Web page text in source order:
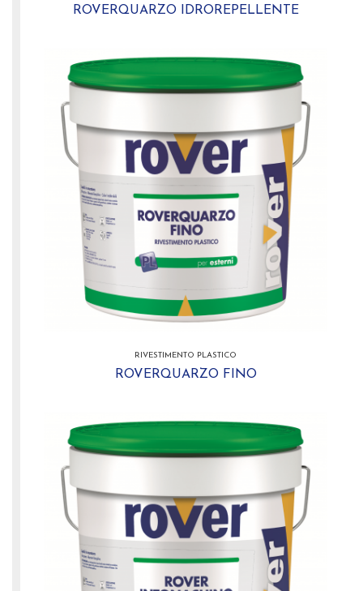
ROVERQUARZO IDROREPELLENTE
RIVESTIMENTO PLASTICO
ROVERQUARZO FINO